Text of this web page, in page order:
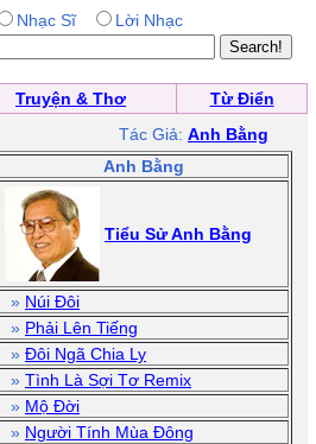
Nhạc Sĩ Lời Nhạc
Truyện & Thơ
Từ Điển
Tác Giả: Anh Bằng
Anh Bằng
Tiểu Sử Anh Bằng
» Núi Đôi
» Phải Lên Tiếng
» Đôi Ngã Chia Ly
» Tình Là Sợi Tơ Remix
» Mộ Đời
» Người Tính Mùa Đông